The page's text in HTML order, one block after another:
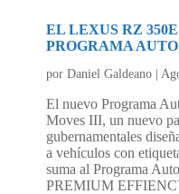
EL LEXUS RZ
PROGRAMA
porDaniel Galdeano
El nuevo Programa
Moves III, un nuevo
gubernamentales
a vehículos con
suma al Programa
PREMIUM